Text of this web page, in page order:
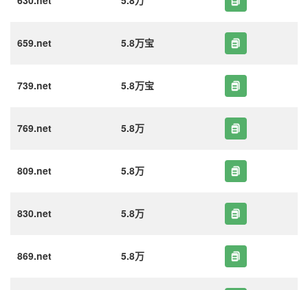
659.net 5.8万宝
739.net 5.8万宝
769.net 5.8万
809.net 5.8万
830.net 5.8万
869.net 5.8万